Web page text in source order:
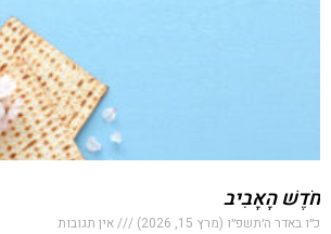
חֹדֶשׁ הָאָבִיב
כ״ו באדר ה׳תשפ״ו (מרץ 15, 2026) אין תגובות